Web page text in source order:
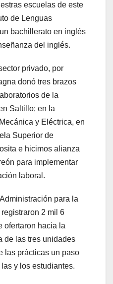
escuelas de este
de Lenguas
bachillerato en inglés
del inglés.
privado, por
donó tres brazos
de la
Saltillo; en la
y Eléctrica, en
Superior de
e hicimos alianza
para implementar
laboral.
para la
2 mil 6
ofertaron hacia la
de las tres unidades
las prácticas un paso
y los estudiantes.